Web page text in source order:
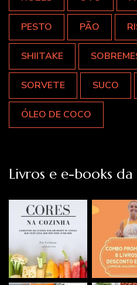
PESTO PÃO
SHIITAKE
SORVETE SUCO
ÓLEO DE COCO
Livros e e-books da